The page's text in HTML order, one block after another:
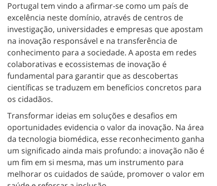
Portugal tem vindo a afirmar-se como um país de
excelência neste domínio, através de centros de
investigação, universidades e empresas que apostam
na inovação responsável e na transferência de
conhecimento para a sociedade. A aposta em redes
colaborativas e ecossistemas de inovação é
fundamental para garantir que as descobertas
científicas se traduzem em benefícios concretos para
os cidadãos.
Transformar ideias em soluções e desafios em
oportunidades evidencia o valor da inovação. Na área
da tecnologia biomédica, esse reconhecimento ganha
um significado ainda mais profundo: a inovação não é
um fim em si mesma, mas um instrumento para
melhorar os cuidados de saúde, promover o valor em